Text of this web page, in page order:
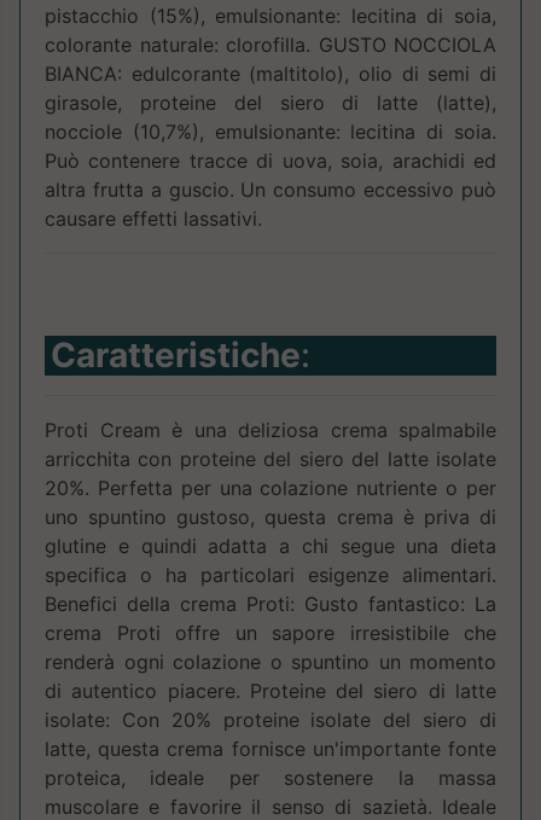
pistacchio (15%), emulsionante: lecitina di soia,
colorante naturale: clorofilla. GUSTO NOCCIOLA
BIANCA: edulcorante (maltitolo), olio di semi di
girasole, proteine del siero di latte (latte),
nocciole (10,7%), emulsionante: lecitina di soia.
Può contenere tracce di uova, soia, arachidi ed
altra frutta a guscio. Un consumo eccessivo può
causare effetti lassativi.
Caratteristiche:
Proti Cream è una deliziosa crema spalmabile
arricchita con proteine del siero del latte isolate
20%. Perfetta per una colazione nutriente o per
uno spuntino gustoso, questa crema è priva di
glutine e quindi adatta a chi segue una dieta
specifica o ha particolari esigenze alimentari.
Benefici della crema Proti: Gusto fantastico: La
crema Proti offre un sapore irresistibile che
renderà ogni colazione o spuntino un momento
di autentico piacere. Proteine del siero di latte
isolate: Con 20% proteine isolate del siero di
latte, questa crema fornisce un'importante fonte
proteica, ideale per sostenere la massa
muscolare e favorire il senso di sazietà. Ideale